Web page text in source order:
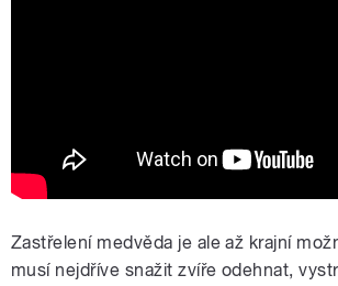
Zastřelení medvěda je ale až krajní
musí nejdříve snažit zvíře odehnat,